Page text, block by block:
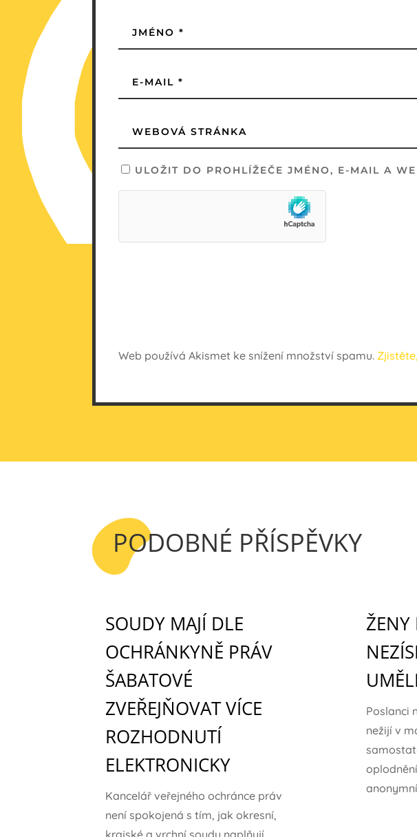
ULOŽIT DO PROHLÍŽEČE JMÉNO, E-MAIL A
Web používá Akismet ke snížení množství spamu.
PODOBNÉ PŘÍSPĚVKY
SOUDY MAJÍ DLE
OCHRÁNKYNĚ PRÁV
ŠABATOVÉ
ZVEŘEJŇOVAT VÍCE
ROZHODNUTÍ
ELEKTRONICKY
Kancelář veřejného ochránce práv
není spokojená s tím, jak okresní,
krajské a vrchní soudy naplňují
ŽENY
Poslanci
nežijí v